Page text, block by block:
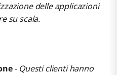
delle applicazioni
su scala.
- Questi clienti hanno